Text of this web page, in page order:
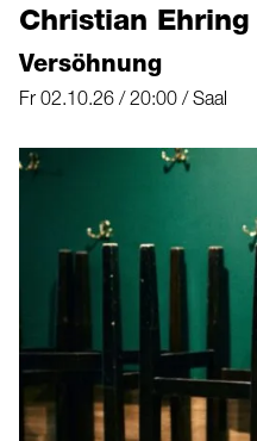
Christian Ehring
Versöhnung
Fr 02.10.26 / 20:00 / Saal